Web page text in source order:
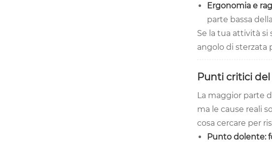
Ergonomia e
parte bassa
Se la tua attività
angolo di sterzata
Punti critici
La maggior parte
ma le cause reali
cosa cercare per
Punto dolente: